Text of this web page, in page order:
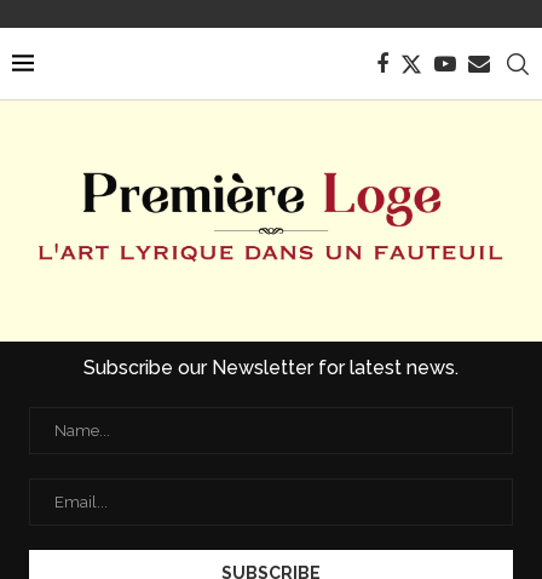
Subscribe our Newsletter for latest news.